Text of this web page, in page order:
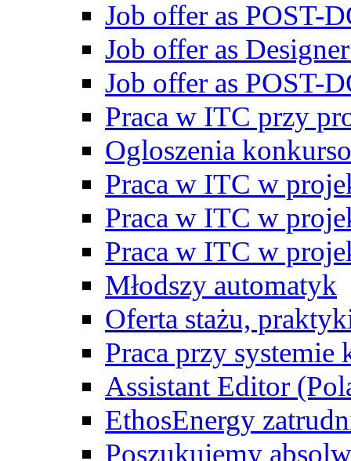
Job offer as POST-
Job offer as
Job offer as POST-
Praca w ITC przy
Ogloszenia
Praca w ITC w
Praca w ITC w
Praca w ITC w
Młodszy automatyk
Oferta stażu,
Praca przy
Assistant Editor
EthosEnergy
Poszukujemy